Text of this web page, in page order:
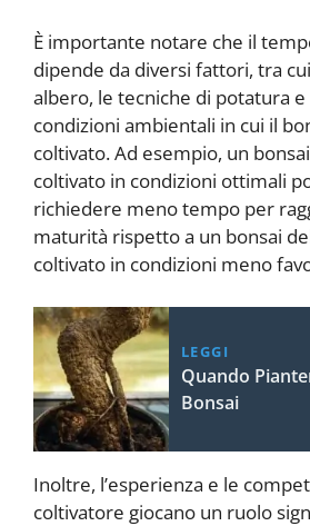
È importante notare che il
dipende da diversi fattori, tra
albero, le tecniche di potatura e
condizioni ambientali in cui il
coltivato. Ad esempio, un
coltivato in condizioni ottimali
richiedere meno tempo per
maturità rispetto a un bonsai
coltivato in condizioni meno
LEGGI
Quando
Bonsai
Inoltre, l’esperienza e le
coltivatore giocano un ruolo